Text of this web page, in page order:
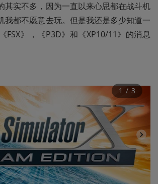
其实不多，因为一直以来心思都在战斗机
我都不愿意去玩。但是我还是多少知道一
FSX》，《P3D》和《XP10/11》的消息
1 / 3